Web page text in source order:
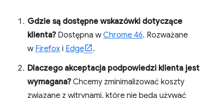
Gdzie są dostępne wskazówki dotyczące
klienta?Dostępna wChrome 46. Rozważane
w Firefox i Edge
.
Dlaczego akceptacja podpowiedzi klienta jest
wymagana?Chcemy zminimalizować koszty
związane z witrynami, które nie będą używać